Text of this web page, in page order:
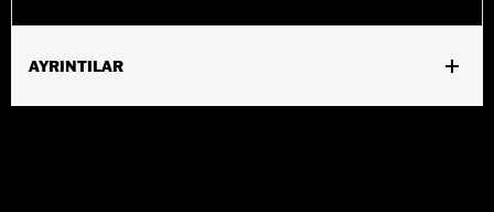
AYRINTILAR